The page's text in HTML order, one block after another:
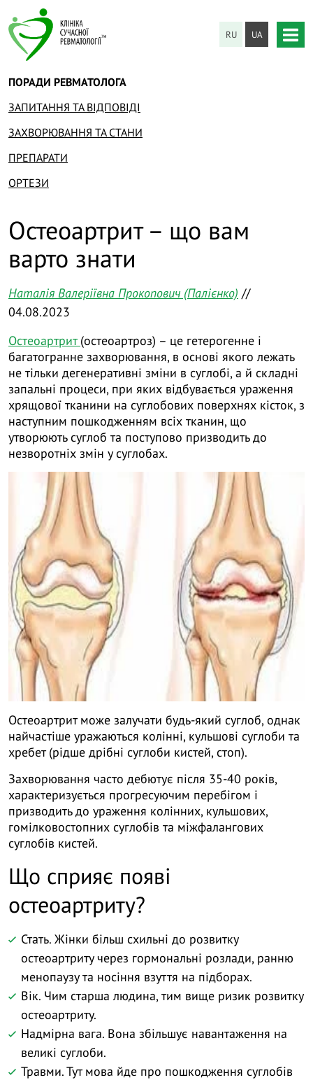
RU UA
ПОРАДИ РЕВМАТОЛОГА
ЗАПИТАННЯ ТА ВІДПОВІДІ
ЗАХВОРЮВАННЯ ТА СТАНИ
ПРЕПАРАТИ
ОРТЕЗИ
Остеоартрит – що вам
варто знати
Наталія Валеріївна Прокопович (Палієнко) //
04.08.2023
Остеоартрит(остеоартроз) – це гетерогенне і
багатогранне захворювання, в основі якого лежать
не тільки дегенеративні зміни в суглобі, а й складні
запальні процеси, при яких відбувається ураження
хрящової тканини на суглобових поверхнях кісток, з
наступним пошкодженням всіх тканин, що
утворюють суглоб та поступово призводить до
незворотніх змін у суглобах.
Остеоартрит може залучати будь-який суглоб, однак
найчастіше уражаються колінні, кульшові суглоби та
хребет (рідше дрібні суглоби кистей, стоп).
Захворювання часто дебютує після 35-40 років,
характеризується прогресуючим перебігом і
призводить до ураження колінних, кульшових,
гомілковостопних суглобів та міжфалангових
суглобів кистей.
Що сприяє появі
остеоартриту?
Стать. Жінки більш схильні до розвитку
остеоартриту через гормональні розлади, ранню
менопаузу та носіння взуття на підборах.
Вік. Чим старша людина, тим вище ризик розвитку
остеоартриту.
Надмірна вага. Вона збільшує навантаження на
великі суглоби.
Травми. Тут мова йде про пошкодження суглобів